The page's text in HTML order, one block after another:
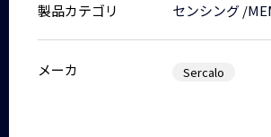
製品カテゴリ センシング/
メーカ Sercalo